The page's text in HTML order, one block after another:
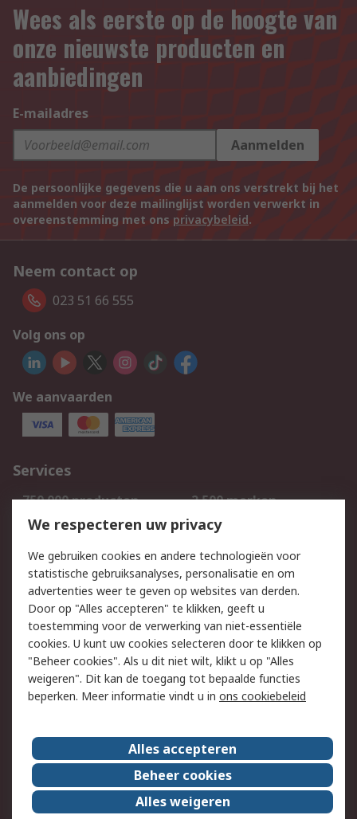
Wees als eerste op de hoogte van
onze nieuwste producten en
aanbiedingen
E-mailadres
Aanmelden
De persoonlijke gegevens die u aan ons verstrekt bij het
aanmelden voor deze mailinglijst worden verwerkt in
overeenstemming met ons privacybeleid.
Neem contact op
023 51 66 555
Volg ons op
We aanvaarden
Services
750.000 producten
2.500 merken
Bestellen
Inkoopoplossingen
Track & Trace
Wettelijk
Cookiebeleid
Email veiligheid
Privacybeleid
Websitevoorwaarden
Algemene
verkoopvoorwaarden
Over RS
RS Group
Over ons
RS wereldwijd
Werken bij RS
We respecteren uw privacy
We gebruiken cookies en andere technologieën voor
statistische gebruiksanalyses, personalisatie en om
advertenties weer te geven op websites van derden.
Door op "Alles accepteren" te klikken, geeft u
toestemming voor de verwerking van niet-essentiële
cookies. U kunt uw cookies selecteren door te klikken op
"Beheer cookies". Als u dit niet wilt, klikt u op "Alles
weigeren". Dit kan de toegang tot bepaalde functies
beperken. Meer informatie vindt u in ons cookiebeleid
Alles accepteren
Beheer cookies
Alles weigeren